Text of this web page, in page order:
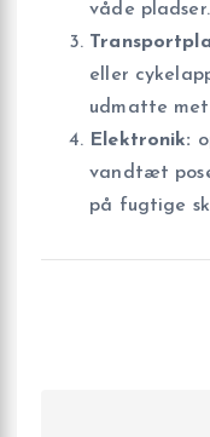
våde pladser.
eller
udmatte
Elektronik:
vandtæt
på fugtige